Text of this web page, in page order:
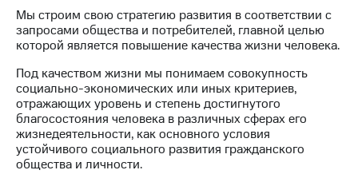
и акционерам
Корпоративное
управление
Корпоративный
секретарь
Раскрытие
информации
Информация
акционерам
Документы
Мы строим свою стратегию развития в соответствии с
запросами общества и потребителей, главной целью
которой является повышение качества жизни человека.
Под качеством жизни мы понимаем совокупность
социально-экономических или иных критериев,
отражающих уровень и степень достигнутого
благосостояния человека в различных сферах его
жизнедеятельности, как основного условия
устойчивого социального развития гражданского
общества и личности.